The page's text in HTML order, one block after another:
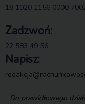
18 1020 1156 0000
Zadzwoń:
22 583 49 56
Napisz:
Do prawidłowego